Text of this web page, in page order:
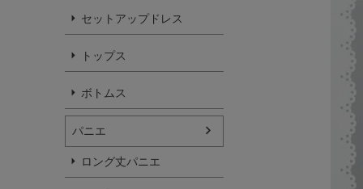
セットアップドレス
トップス
ボトムス
パニエ
ロング丈パニエ